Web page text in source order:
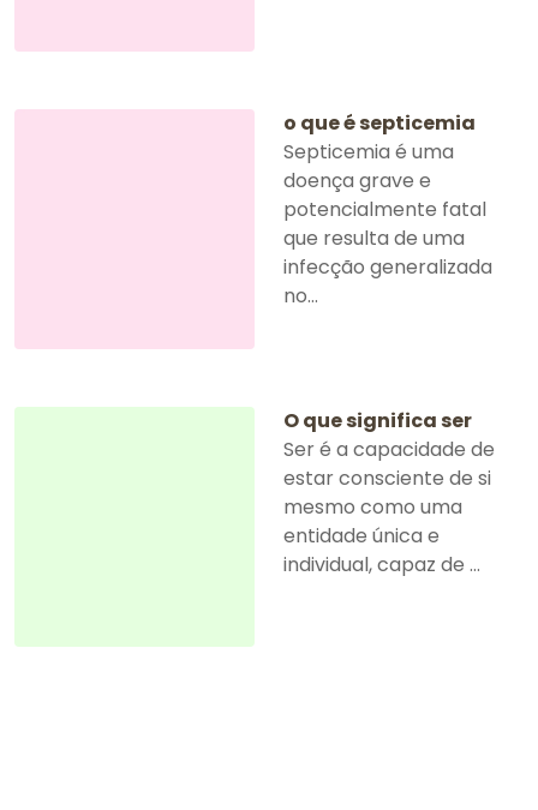
o que é septicemia
Septicemia é uma
doença grave e
potencialmente fatal
que resulta de uma
infecção generalizada
no...
O que significa ser
Ser é a capacidade de
estar consciente de si
mesmo como uma
entidade única e
individual, capaz de ...